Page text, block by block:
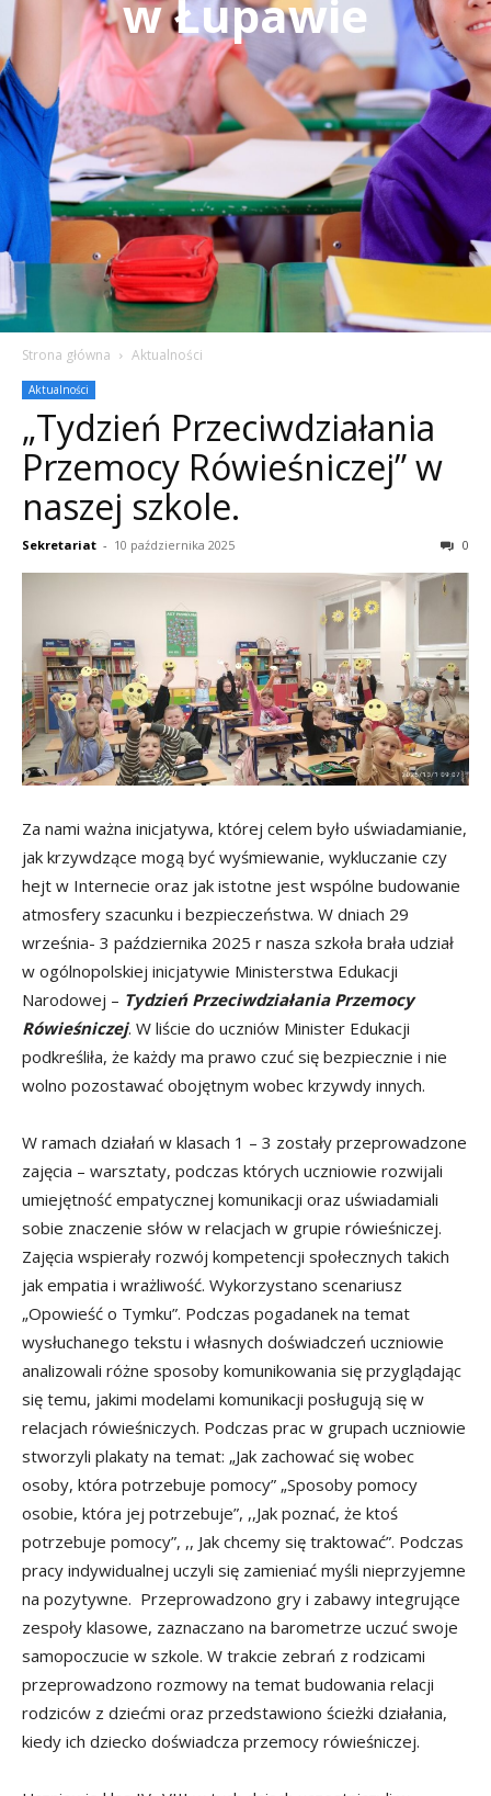
w Łupawie
Strona główna Aktualności
Aktualności
„Tydzień Przeciwdziałania
Przemocy Rówieśniczej” w
naszej szkole.
Sekretariat - 10 października 2025 0
Za nami ważna inicjatywa, której celem było uświadamianie,
jak krzywdzące mogą być wyśmiewanie, wykluczanie czy
hejt w Internecie oraz jak istotne jest wspólne budowanie
atmosfery szacunku i bezpieczeństwa. W dniach 29
września- 3 października 2025 r nasza szkoła brała udział
w ogólnopolskiej inicjatywie Ministerstwa Edukacji
Narodowej – Tydzień Przeciwdziałania Przemocy
Rówieśniczej. W liście do uczniów Minister Edukacji
podkreśliła, że każdy ma prawo czuć się bezpiecznie i nie
wolno pozostawać obojętnym wobec krzywdy innych.
W ramach działań w klasach 1 – 3 zostały przeprowadzone
zajęcia – warsztaty, podczas których uczniowie rozwijali
umiejętność empatycznej komunikacji oraz uświadamiali
sobie znaczenie słów w relacjach w grupie rówieśniczej.
Zajęcia wspierały rozwój kompetencji społecznych takich
jak empatia i wrażliwość. Wykorzystano scenariusz
„Opowieść o Tymku”. Podczas pogadanek na temat
wysłuchanego tekstu i własnych doświadczeń uczniowie
analizowali różne sposoby komunikowania się przyglądając
się temu, jakimi modelami komunikacji posługują się w
relacjach rówieśniczych. Podczas prac w grupach uczniowie
stworzyli plakaty na temat: „Jak zachować się wobec
osoby, która potrzebuje pomocy” „Sposoby pomocy
osobie, która jej potrzebuje”, ,,Jak poznać, że ktoś
potrzebuje pomocy”, ,, Jak chcemy się traktować”. Podczas
pracy indywidualnej uczyli się zamieniać myśli nieprzyjemne
na pozytywne. Przeprowadzono gry i zabawy integrujące
zespoły klasowe, zaznaczano na barometrze uczuć swoje
samopoczucie w szkole. W trakcie zebrań z rodzicami
przeprowadzono rozmowy na temat budowania relacji
rodziców z dziećmi oraz przedstawiono ścieżki działania,
kiedy ich dziecko doświadcza przemocy rówieśniczej.